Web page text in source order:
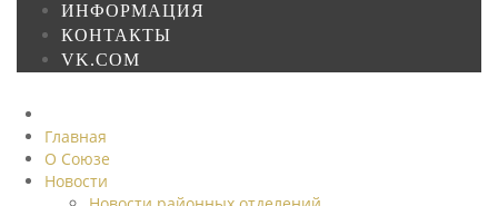
ИНФОРМАЦИЯ
КОНТАКТЫ
VK.COM
Главная
О Союзе
Новости